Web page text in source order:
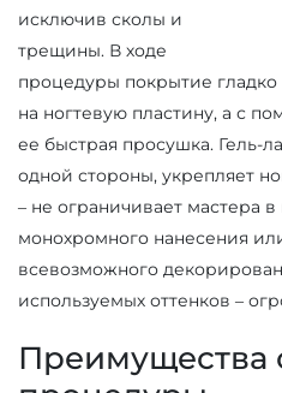
исключив сколы и
трещины. В ходе
процедуры покрытие
на ногтевую пластину, а с
ее быстрая просушка. Гель-
одной стороны, укрепляет
– не ограничивает мастера
монохромного нанесения
всевозможного
используемых оттенков –
Преимущества